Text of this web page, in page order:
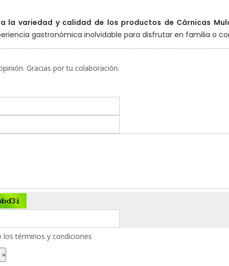
la variedad y calidad de los productos de Cárnicas
gastronómica inolvidable para disfrutar en familia o
Gracias por tu colaboración.
los términos y condiciones